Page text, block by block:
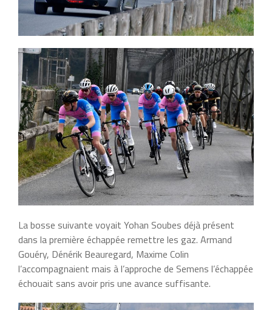
La bosse suivante voyait Yohan Soubes déjà présent
dans la première échappée remettre les gaz. Armand
Gouéry, Dénérik Beauregard, Maxime Colin
l’accompagnaient mais à l’approche de Semens l’échappée
échouait sans avoir pris une avance suffisante.